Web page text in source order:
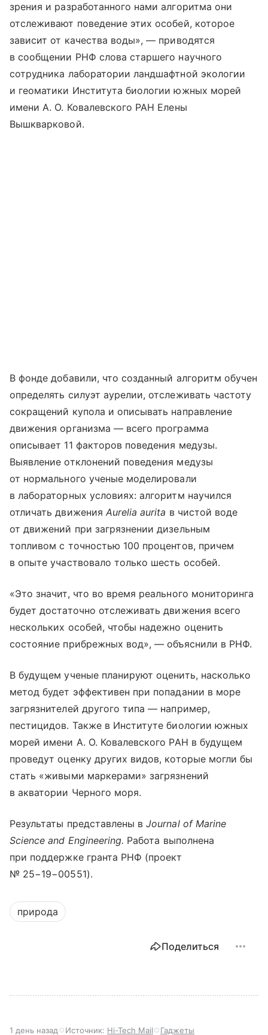
зрения и разработанного нами алгоритма они
отслеживают поведение этих особей, которое
зависит от качества воды», — приводятся
в сообщении РНФ слова старшего научного
сотрудника лаборатории ландшафтной экологии
и геоматики Института биологии южных морей
имени А. О. Ковалевского РАН Елены
Вышкварковой.
В фонде добавили, что созданный алгоритм обучен
определять силуэт аурелии, отслеживать частоту
сокращений купола и описывать направление
движения организма — всего программа
описывает 11 факторов поведения медузы.
Выявление отклонений поведения медузы
от нормального ученые моделировали
в лабораторных условиях: алгоритм научился
отличать движения Aurelia aurita в чистой воде
от движений при загрязнении дизельным
топливом с точностью 100 процентов, причем
в опыте участвовало только шесть особей.
«Это значит, что во время реального мониторинга
будет достаточно отслеживать движения всего
нескольких особей, чтобы надежно оценить
состояние прибрежных вод», — объяснили в РНФ.
В будущем ученые планируют оценить, насколько
метод будет эффективен при попадании в море
загрязнителей другого типа — например,
пестицидов. Также в Институте биологии южных
морей имени А. О. Ковалевского РАН в будущем
проведут оценку других видов, которые могли бы
стать «живыми маркерами» загрязнений
в акватории Черного моря.
Результаты представлены вJournal of Marine
Science and Engineering. Работа выполнена
при поддержке гранта РНФ (проект
№ 25−19−00551).
природа
Поделиться
1 день назад Источник: Hi-Tech Mail Гаджеты